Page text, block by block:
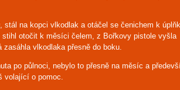
stál na kopci vlkodlak a otáčel se čenichem k
otočit k měsíci čelem, z Bořkovy pistole vyšla
vlkodlaka přesně do boku.
po půlnoci, nebylo to přesně na měsíc a
volající o pomoc.